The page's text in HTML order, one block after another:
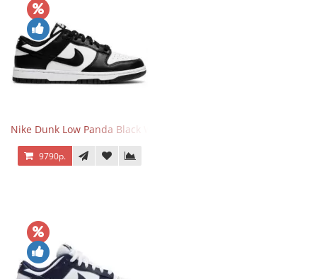
Nike Dunk Low Panda Black White
9790р.